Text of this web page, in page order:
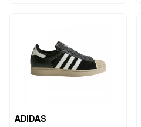
ADIDAS